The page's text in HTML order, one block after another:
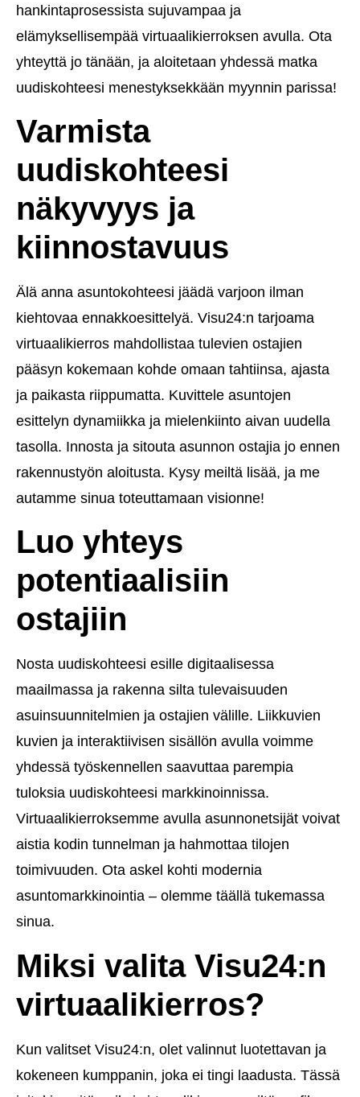
hankintaprosessista sujuvampaa ja
elämyksellisempää virtuaalikierroksen avulla. Ota
yhteyttä jo tänään, ja aloitetaan yhdessä matka
uudiskohteesi menestyksekkään myynnin parissa!
Varmista
uudiskohteesi
näkyvyys ja
kiinnostavuus
Älä anna asuntokohteesi jäädä varjoon ilman
kiehtovaa ennakkoesittelyä. Visu24:n tarjoama
virtuaalikierros mahdollistaa tulevien ostajien
pääsyn kokemaan kohde omaan tahtiinsa, ajasta
ja paikasta riippumatta. Kuvittele asuntojen
esittelyn dynamiikka ja mielenkiinto aivan uudella
tasolla. Innosta ja sitouta asunnon ostajia jo ennen
rakennustyön aloitusta. Kysy meiltä lisää, ja me
autamme sinua toteuttamaan visionne!
Luo yhteys
potentiaalisiin
ostajiin
Nosta uudiskohteesi esille digitaalisessa
maailmassa ja rakenna silta tulevaisuuden
asuinsuunnitelmien ja ostajien välille. Liikkuvien
kuvien ja interaktiivisen sisällön avulla voimme
yhdessä työskennellen saavuttaa parempia
tuloksia uudiskohteesi markkinoinnissa.
Virtuaalikierroksemme avulla asunnonetsijät voivat
aistia kodin tunnelman ja hahmottaa tilojen
toimivuuden. Ota askel kohti modernia
asuntomarkkinointia – olemme täällä tukemassa
sinua.
Miksi valita Visu24:n
virtuaalikierros?
Kun valitset Visu24:n, olet valinnut luotettavan ja
kokeneen kumppanin, joka ei tingi laadusta. Tässä